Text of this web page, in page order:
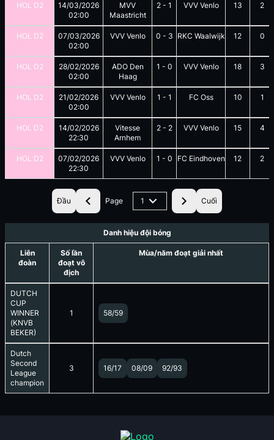
HOL D2
14/03/2026
02:00
MVV
Maastricht
2 - 1 VVV Venlo 13 2
HOL D2
07/03/2026
02:00
VVV Venlo 0 - 3 RKC Waalwijk 12 0
HOL D2
28/02/2026
02:00
ADO Den
Haag
1 - 0 VVV Venlo 18 3
HOL D2
21/02/2026
02:00
VVV Venlo 1 - 1 FC Oss 10 1
HOL D2
14/02/2026
22:30
Vitesse
Arnhem
2- 2 VVV Venlo 15 4
HOL D2
07/02/2026
22:30
VVV Venlo 1 - 0 FC Eindhoven 12 2
Đầu Page 1 Cuối
Danh hiệu đội bóng
Liên
đoàn
Số lần
đoạt vô
địch
Mùa/năm đoạt giải nhất
DUTCH
CUP
WINNER
(KNVB
BEKER)
1 58/59
Dutch
Second
League
champion
3 16/17 08/09 92/93